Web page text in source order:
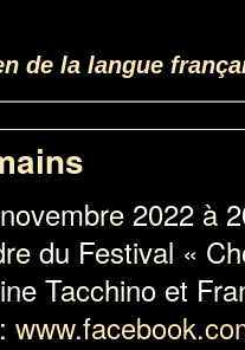
de la langue
2022 à
du Festival «
Tacchino et
: